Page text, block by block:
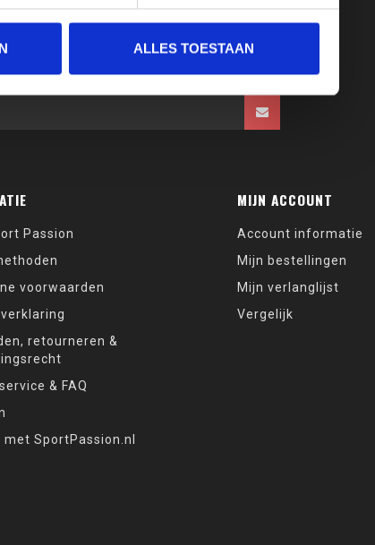
ALLES TOESTAAN
webwinkel
Passion
voorwaarden
retourneren &
& FAQ
SportPassion.nl
MIJN ACCOUNT
Account informatie
Mijn bestellingen
Mijn verlanglijst
Vergelijk